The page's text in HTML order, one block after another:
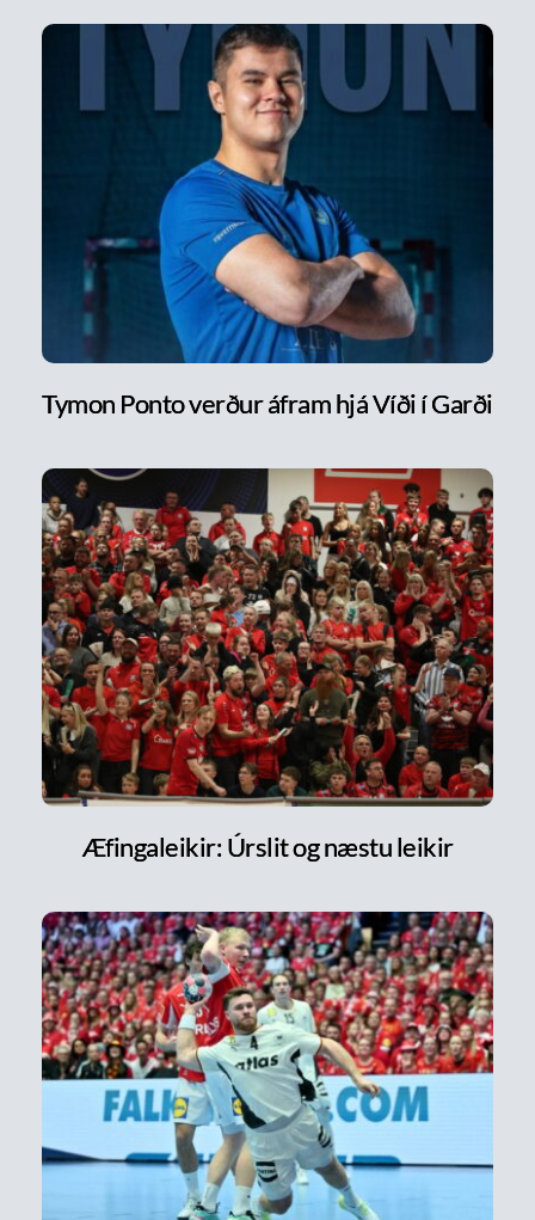
Tymon Ponto verður áfram hjá Víði í Garði
Æfingaleikir: Úrslit og næstu leikir